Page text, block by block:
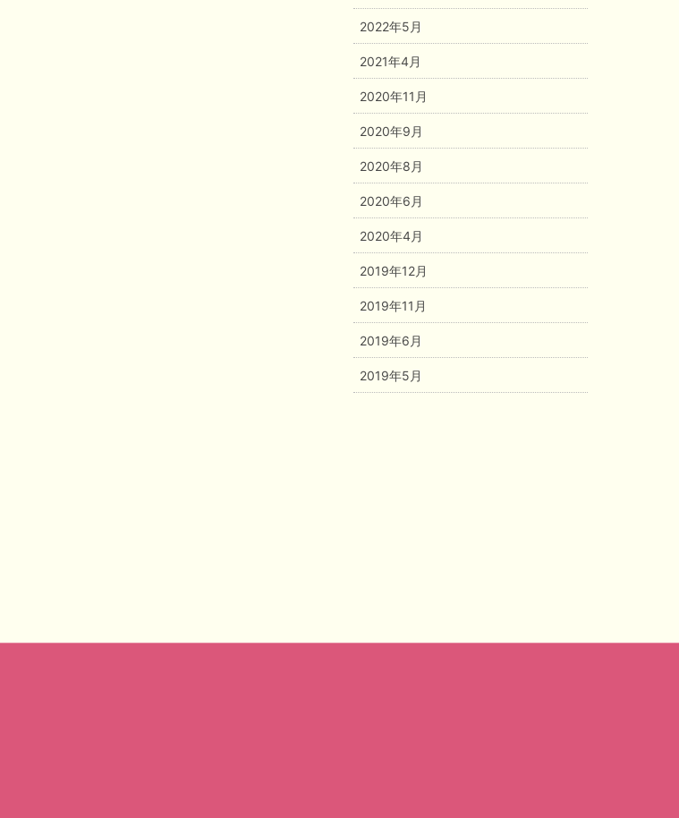
2022年5月
2021年4月
2020年11月
2020年9月
2020年8月
2020年6月
2020年4月
2019年12月
2019年11月
2019年6月
2019年5月